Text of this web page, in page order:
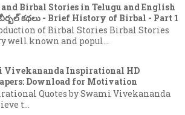
Birbal Stories in Telugu and English
కథలు - Brief History of Birbal - Part 1
of Birbal Stories Birbal Stories
well known and popul...
Vivekananda Inspirational HD
Download for Motivation
Quotes by Swami Vivekananda
t...